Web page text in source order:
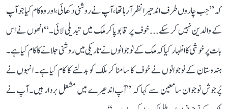
کہ ’’جب چاروں طرف اندھیرا نظر آ رہا تھا، آپ نے روشنی دکھائی، اور وہ کام کیا جو آپ
کے والدین نہیں کر سکے... خوف پر قابو پا کر ملک میں تبدیلی لائی۔‘‘ انھوں نے اس
بات پر خوشی کا اظہار کیا کہ ملک کے نوجوانوں نے تاریکی میں روشنی جلانے کا کام کیا ہے۔
ہندوستان کے نوجوانوں نے خوف کا سامنا کر ملک کو بدلنے کا کام کیا ہے۔ انہوں نے
پُرجوش نوجوان سامعین سے کہا کہ ’’آپ اندھیرے میں مشعل بردار ہیں۔ آپ نے